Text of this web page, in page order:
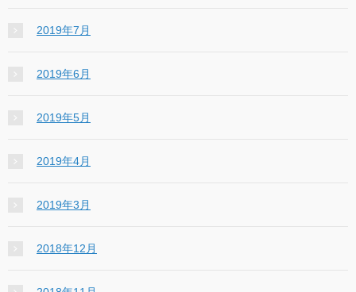
2019年7月
2019年6月
2019年5月
2019年4月
2019年3月
2018年12月